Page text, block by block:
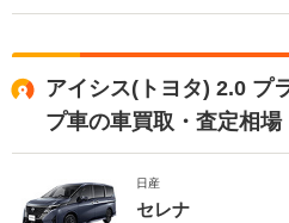
アイシス(トヨタ) 2.0 プ
プ車の車買取・査定相場
日産
セレナ